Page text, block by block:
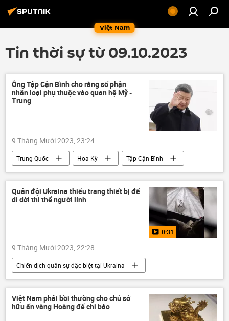
Việt Nam
Tin thời sự từ 09.10.2023
Ông Tập Cận Bình cho rằng số phận
nhân loại phụ thuộc vào quan hệ Mỹ -
Trung
9 Tháng Mười 2023, 23:24
Trung Quốc Hoa Kỳ
Tập Cận Bình
quan hệ song phương
Thế giới
Chính trị
quan hệ trật tự quốc tế
Quân đội Ukraina thiếu trang thiết bị để
di dời thi thể người lính
0:31
9 Tháng Mười 2023, 22:28
Chiến dịch quân sự đặc biệt tại Ukraina
Video từ Ukraina
Ukraina
Quân sự
Donbass
Lugansk
NATO
Kiev
Vladimir Zelensky
Việt Nam phải bồi thường cho chủ sở
hữu ấn vàng Hoàng đế chi bảo